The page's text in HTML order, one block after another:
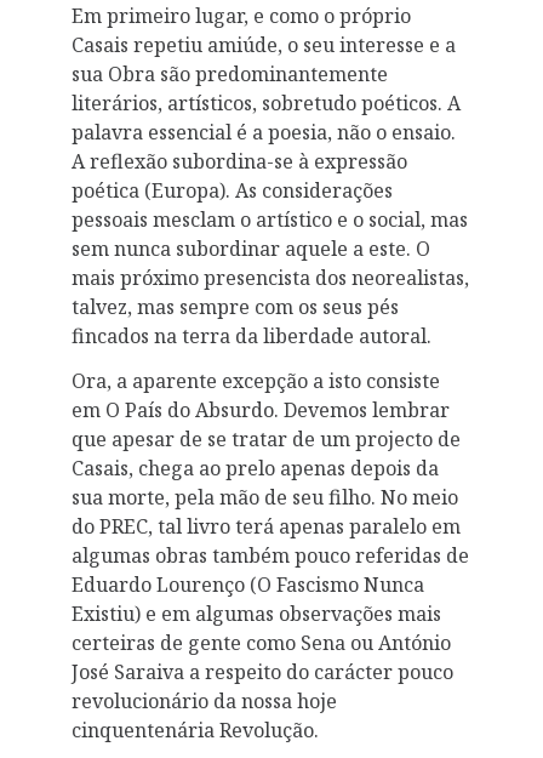
Em primeiro lugar, e como o próprio
Casais repetiu amiúde, o seu interesse e a
sua Obra são predominantemente
literários, artísticos, sobretudo poéticos. A
palavra essencial é a poesia, não o ensaio.
A reflexão subordina-se à expressão
poética (Europa). As considerações
pessoais mesclam o artístico e o social, mas
sem nunca subordinar aquele a este. O
mais próximo presencista dos neorealistas,
talvez, mas sempre com os seus pés
fincados na terra da liberdade autoral.
Ora, a aparente excepção a isto consiste
em O País do Absurdo. Devemos lembrar
que apesar de se tratar de um projecto de
Casais, chega ao prelo apenas depois da
sua morte, pela mão de seu filho. No meio
do PREC, tal livro terá apenas paralelo em
algumas obras também pouco referidas de
Eduardo Lourenço (O Fascismo Nunca
Existiu) e em algumas observações mais
certeiras de gente como Sena ou António
José Saraiva a respeito do carácter pouco
revolucionário da nossa hoje
cinquentenária Revolução.